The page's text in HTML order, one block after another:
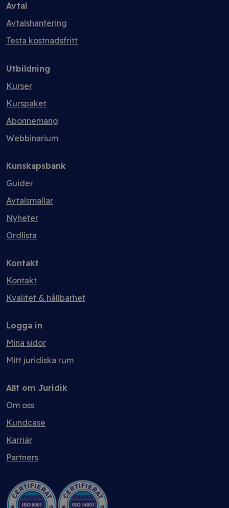
Avtal
Avtalshantering
Testa kostnadsfritt
Utbildning
Kurser
Kurspaket
Abonnemang
Webbinarium
Kunskapsbank
Guider
Avtalsmallar
Nyheter
Ordlista
Kontakt
Kontakt
Kvalitet & hållbarhet
Logga in
Mina sidor
Mitt juridiska rum
Allt om Juridik
Om oss
Kundcase
Karriär
Partners